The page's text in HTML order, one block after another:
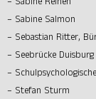
– Sabine Reinen
– Sabine Salmon
– Sebastian Ritter,
– Seebrücke Duisburg
–
– Stefan Sturm